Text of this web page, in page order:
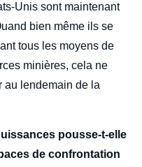
Unis sont maintenant
bien même ils se
tous les moyens de
minières, cela ne
au lendemain de la
pousse-t-elle
de confrontation